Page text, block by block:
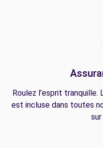
Roulez l'esprit tranquille.
est incluse dans toutes